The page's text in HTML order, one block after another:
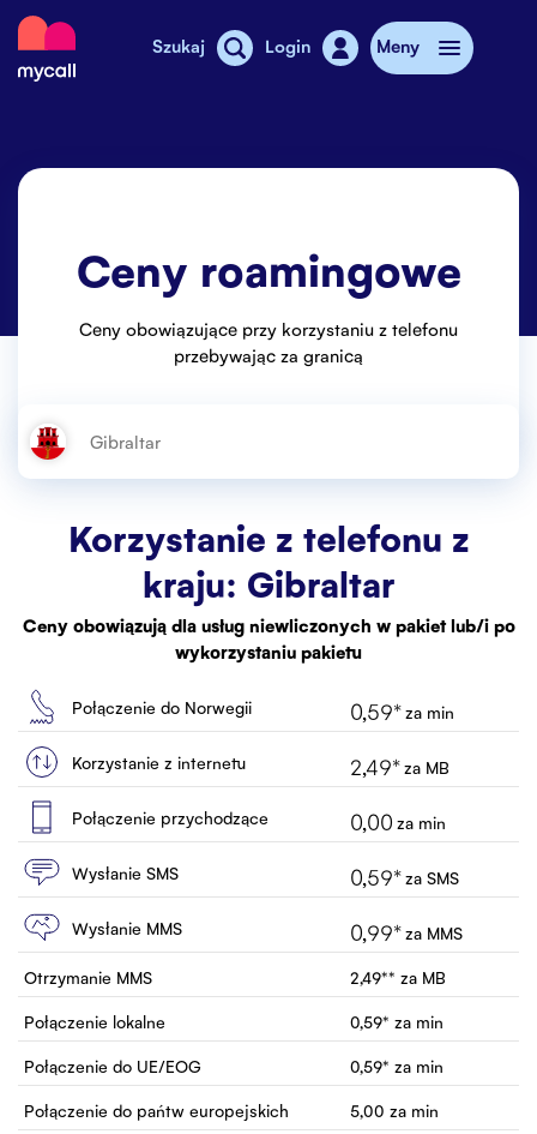
Mycall
Szukaj Login Meny
Sklepy MyCall
Dodatkowy internet
Cennik
Biuro Obsługi
Ceny roamingowe
Ceny obowiązujące przy korzystaniu z telefonu
przebywając za granicą
Korzystanie z telefonu z
kraju: Gibraltar
Ceny obowiązują dla usług niewliczonych w pakiet lub/i po
wykorzystaniu pakietu
Połączenie do Norwegii 0,59*za min
Korzystanie z internetu 2,49*za MB
Połączenie przychodzące 0,00 za min
Wysłanie SMS 0,59*za SMS
Wysłanie MMS 0,99*za MMS
Otrzymanie MMS 2,49** za MB
Połączenie lokalne 0,59* za min
Połączenie do UE/EOG 0,59* za min
Połączenie do pańtw europejskich 5,00 za min